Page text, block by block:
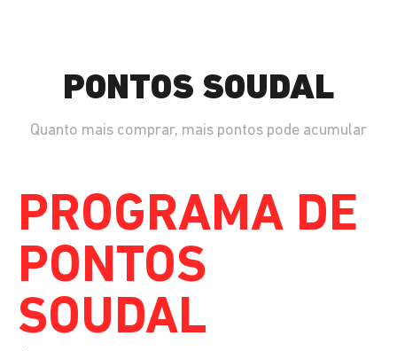
PONTOS SOUDAL
Quanto mais comprar, mais pontos pode acumular
PROGRAMA DE
PONTOS
SOUDAL